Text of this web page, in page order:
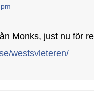
Monks, just nu för
westsvleteren/